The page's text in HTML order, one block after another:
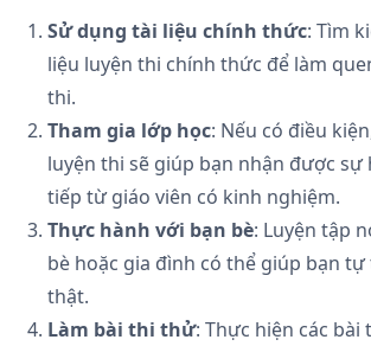
Sử dụng tài liệu chính thức: Tìm
liệu luyện thi chính thức để làm
thi.
Tham gia lớp học: Nếu có điều
luyện thi sẽ giúp bạn nhận được
tiếp từ giáo viên có kinh nghiệm.
Thực hành với bạn bè: Luyện tập
bè hoặc gia đình có thể giúp bạn
thật.
Làm bài thi thử: Thực hiện các bài